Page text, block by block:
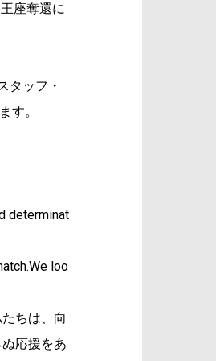
座奪還に
タッフ・
す。
determinat
loo
ちは、向
応援をあ